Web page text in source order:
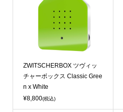
ZWITSCHERBOX ツヴィッ
チャーボックス Classic Gree
n x White
¥8,800(税込)